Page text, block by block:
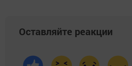
Оставляйте реакции